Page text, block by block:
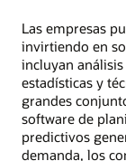
Las empresas
invirtiendo en
incluyan
estadísticas y
grandes
software de
predictivos
demanda, los